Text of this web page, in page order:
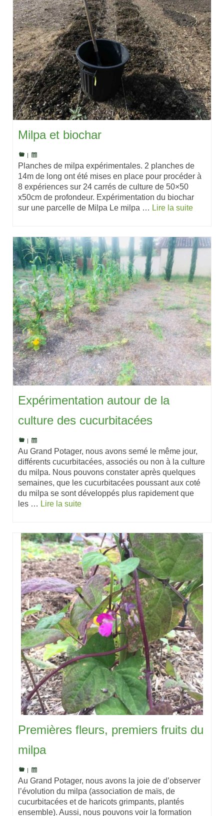
Milpa et biochar
Planches de milpa expérimentales. 2 planches de
14m de long ont été mises en place pour procéder à
8 expériences sur 24 carrés de culture de 50×50
x50cm de profondeur. Expérimentation du biochar
sur une parcelle de Milpa Le milpa … Lire la suite
Expérimentation autour de la
culture des cucurbitacées
Au Grand Potager, nous avons semé le même jour,
différents cucurbitacées, associés ou non à la culture
du milpa. Nous pouvons constater après quelques
semaines, que les cucurbitacées poussant aux coté
du milpa se sont développés plus rapidement que
les … Lire la suite
Premières fleurs, premiers fruits du
milpa
|
Au Grand Potager, nous avons la joie de d’observer
l’évolution du milpa (association de maïs, de
cucurbitacées et de haricots grimpants, plantés
ensemble). Aussi, nous pouvons voir la formation